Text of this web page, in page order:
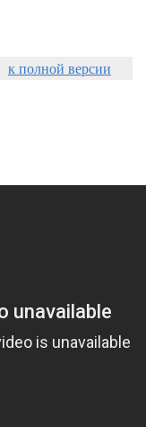
к полной версии